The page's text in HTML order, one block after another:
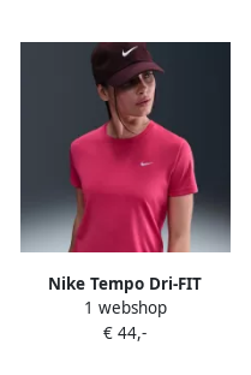
Nike Tempo Dri-FIT
hardlooptop met korte
mouwen voor dames Roze
1 webshop
€ 44,-